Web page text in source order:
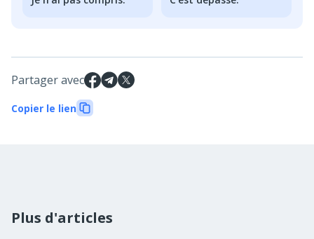
Partager avec
Copier le lien
Plus d'articles